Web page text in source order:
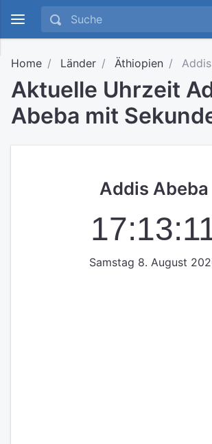
Home Länder Äthiopien
Aktuelle Uhrzeit
Abeba mit
Addis Abeba
Samstag 8. August